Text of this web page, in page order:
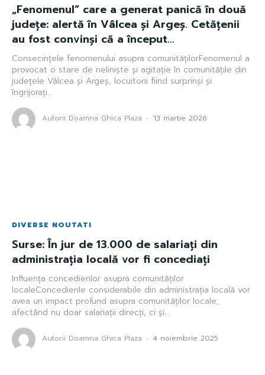
„Fenomenul” care a generat panică în două
județe: alertă în Vâlcea și Argeș. Cetățenii
au fost convinși că a început…
Consecințele fenomenului asupra comunitățilorFenomenul a
provocat o stare de neliniște și agitație în comunitățile din
județele Vâlcea și Argeș, locuitorii fiind surprinși și
îngrijorați...
Autorii Doamna Ghica Plaza - 13 martie 2026
DIVERSE NOUTATI
Surse: În jur de 13.000 de salariați din
administrația locală vor fi concediați
Influența concedierilor asupra comunităților
localeConcedierile considerabile din administrația locală vor
avea un impact profund asupra comunităților locale,
afectând nu doar salariații direcți, ci și...
Autorii Doamna Ghica Plaza - 4 noiembrie 2025